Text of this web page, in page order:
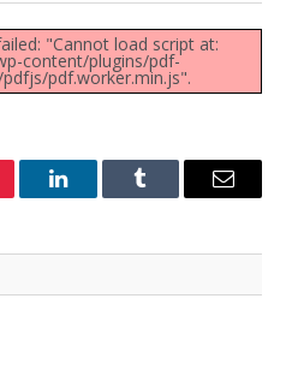
"Cannot load script at:
content/plugins/pdf-
pdf.worker.min.js".
LinkedInTumblr Email